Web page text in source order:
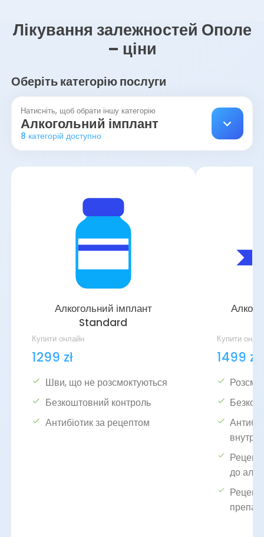
Лікування залежностей Ополе
– ціни
Оберіть категорію послуги
Натисніть, щоб обрати іншу категорію
Алкогольний імплант
8 категорій доступно
Алкогольний імплант
Standard
Купити онлайн
1299 zł
Шви, що не розсмоктуються
Безкоштовний контроль
Антибіотик за рецептом
Купити
1499 zł
Рецепт
до